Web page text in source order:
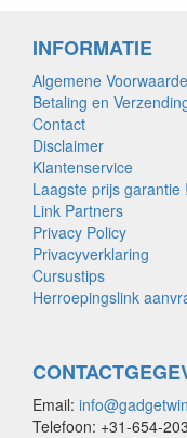
INFORMATIE
Algemene
Betaling en
Contact
Disclaimer
Klantenservice
Laagste prijs garantie !
Link Partners
Privacy Policy
Privacyverklaring
Cursustips
Herroepingslink
Email:
Telefoon: +31-654-